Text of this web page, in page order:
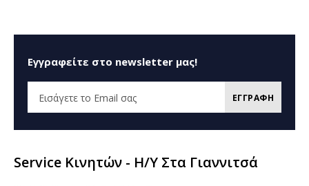
Εγγραφείτε στο newsletter μας!
ΕΓΓΡΑΦΗ
Service Κινητών - H/Y Στα Γιαννιτσά